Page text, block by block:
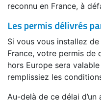
reconnu en France, à
Les permis délivrés
Si vous vous installez
France, votre permis de
hors Europe sera
remplissiez les
Au-delà de ce délai